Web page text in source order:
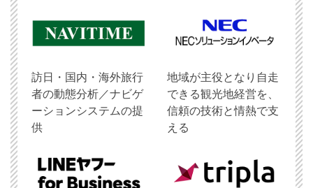
訪日・国内・海外旅行
者の動態分析／ナビゲ
ーションシステムの提
供
地域が主役となり自走
できる観光地経営を、
信頼の技術と情熱で支
える